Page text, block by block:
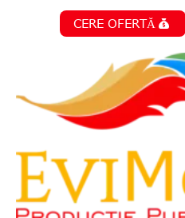
CERE OFERTĂ